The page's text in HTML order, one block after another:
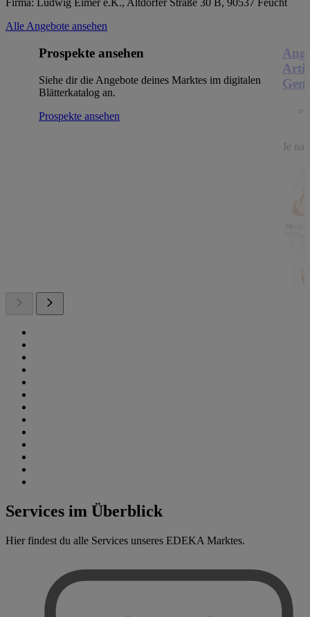
Firma: Ludwig Eimer e.K., Altdorfer Straße 30 B, 90537 Feucht
Alle Angebote ansehen
Prospekte ansehen
Siehe dir die Angebote deines Marktes im digitalen
Blätterkatalog an.
Prospekte ansehen
Je
Services im Überblick
Hier findest du alle Services unseres EDEKA Marktes.